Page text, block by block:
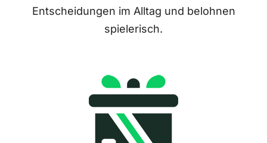
Entscheidungen im Alltag und belohnen
spielerisch.